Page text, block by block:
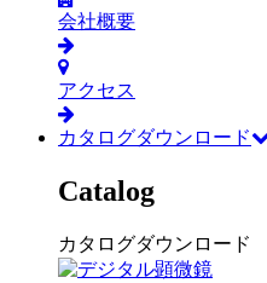
会社概要
アクセス
カタログダウンロード
Catalog
カタログダウンロード